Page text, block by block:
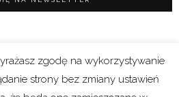
Polityka prywatności (RODO)
|Cookies
zgodę na wykorzystywanie
strony bez zmiany ustawień